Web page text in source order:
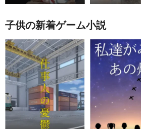
子供の新着ゲーム小説